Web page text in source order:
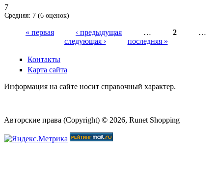
7
Средняя: 7 (6 оценок)
« первая ‹ предыдущая … 2
…
следующая ›
последняя »
Контакты
Карта сайта
Информация на сайте носит справочный характер.
Авторские права (Copyright) © 2026, Runet Shopping